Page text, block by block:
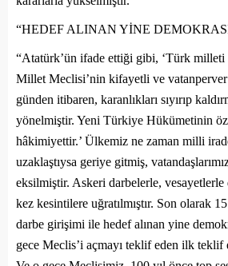
“HEDEF ALINAN YİNE
“Atatürk’ün ifade ettiği gibi, ‘Türk milleti
Millet Meclisi’nin kifayetli ve
günden itibaren, karanlıkları sıyırıp
yönelmiştir. Yeni Türkiye Hükümetinin
hâkimiyettir.’ Ülkemiz ne zaman milli
uzaklaştıysa geriye gitmiş,
eksilmiştir. Askeri darbelerle,
kez kesintilere uğratılmıştır. Son olarak
darbe girişimi ile hedef alınan yine
gece Meclis’i açmayı teklif eden ilk